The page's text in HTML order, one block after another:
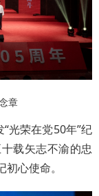
章
光荣在党50年”纪
载矢志不渝的忠
心使命。